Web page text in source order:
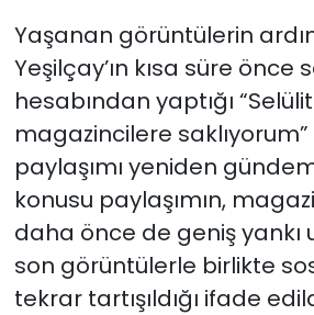
Yaşanan görüntülerin
Yeşilçay’ın kısa süre önce
hesabından yaptığı
magazincilere
paylaşımı yeniden
konusu paylaşımın,
daha önce de geniş yankı
son görüntülerle birlikte
tekrar tartışıldığı ifade